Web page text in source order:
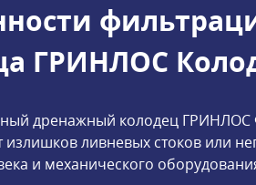
ГРИНЛОС
дренажный колодец ГРИНЛОС
излишков ливневых стоков или
и механического